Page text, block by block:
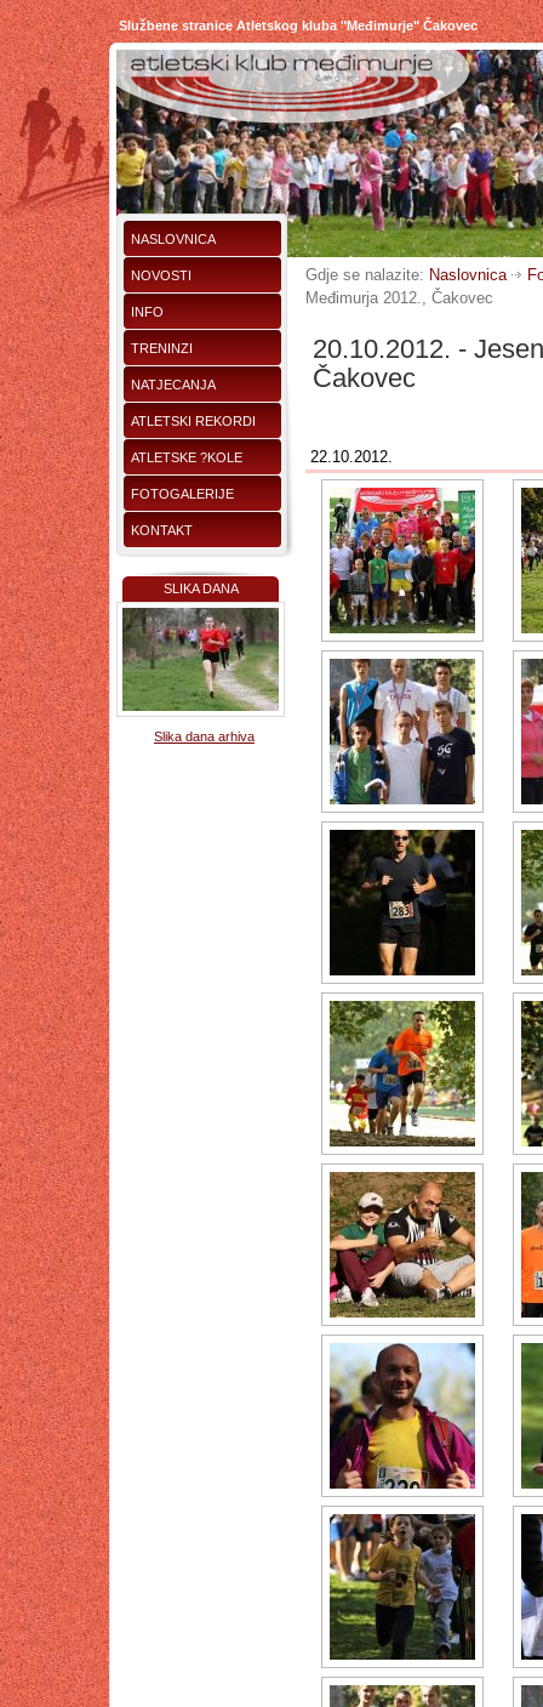
Službene stranice Atletskog kluba "Međimurje" Čakovec
NASLOVNICA
NOVOSTI
INFO
TRENINZI
NATJECANJA
ATLETSKI REKORDI
ATLETSKE ?KOLE
FOTOGALERIJE
KONTAKT
SLIKA DANA
Slika dana arhiva
Gdje se nalazite: Naslovnica
Međimurja 2012., Čakovec
20.10.2012. -
Čakovec
22.10.2012.